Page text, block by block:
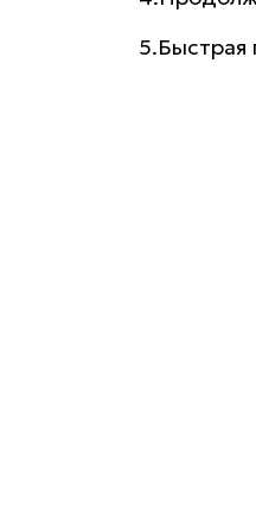
5.Быстрая